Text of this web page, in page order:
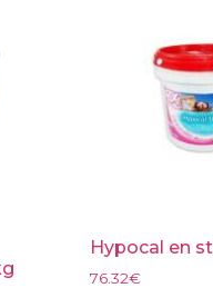
Hypocal en
76.32€